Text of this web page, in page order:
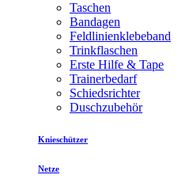
Taschen
Bandagen
Feldlinienklebeband
Trinkflaschen
Erste Hilfe & Tape
Trainerbedarf
Schiedsrichter
Duschzubehör
Knieschützer
Netze